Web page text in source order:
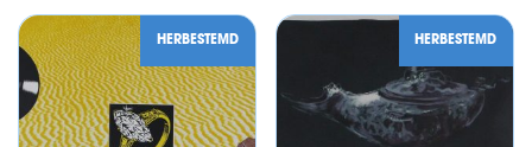
HERBESTEMD HERBESTEMD